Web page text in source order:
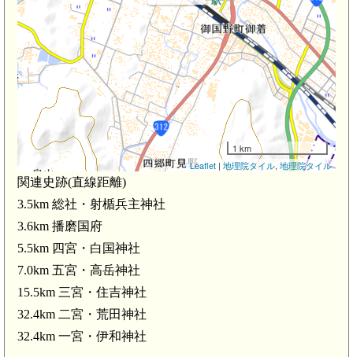
1 km
Leaflet | 地理院タイル, 地理院タイル
関連史跡(直線距離)
3.5km 総社・射楯兵主神社
3.6km 播磨国府
5.5km 四宮・白国神社
7.0km 五宮・高岳神社
15.5km 三宮・住吉神社
32.4km 二宮・荒田神社
32.4km 一宮・伊和神社